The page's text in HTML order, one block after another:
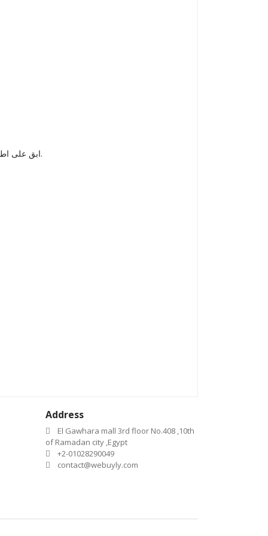
ابق على اطلاع دائم بالاشتراك في النشرة الإخبارية الخاصة بنا وتابعنا على وسائل التواصل الاجتماعي للحصول على أحدث الأخبار والعروض الترويجية.
Address
El Gawhara mall 3rd floor No.408 ,10th
of Ramadan city ,Egypt
+2-01028290049
contact@webuyly.com